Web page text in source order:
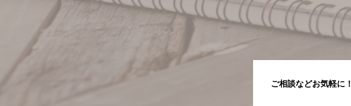
ご相談などお気軽に！